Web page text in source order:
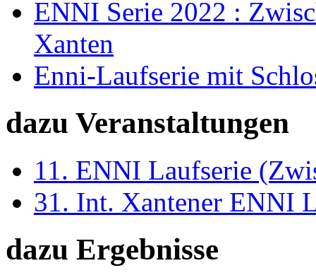
ENNI Serie 2022 :
Xanten
Enni-Laufserie mit
dazu Veranstaltungen
11. ENNI Laufserie
31. Int. Xantener ENNI
dazu Ergebnisse